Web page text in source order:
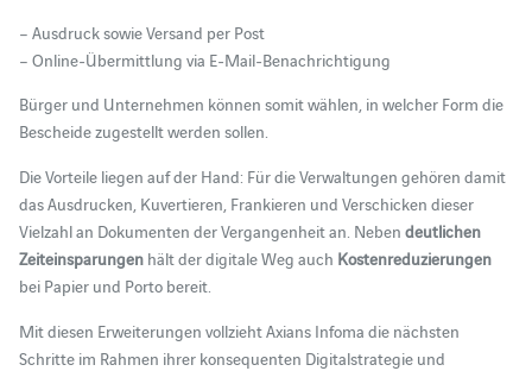
– Ausdruck sowie Versand per Post
– Online-Übermittlung via E-Mail-Benachrichtigung
Bürger und Unternehmen können somit wählen, in welcher Form die
Bescheide zugestellt werden sollen.
Die Vorteile liegen auf der Hand: Für die Verwaltungen gehören damit
das Ausdrucken, Kuvertieren, Frankieren und Verschicken dieser
Vielzahl an Dokumenten der Vergangenheit an. Neben deutlichen
Zeiteinsparungenhält der digitale Weg auch Kostenreduzierungen
bei Papier und Porto bereit.
Mit diesen Erweiterungen vollzieht Axians Infoma die nächsten
Schritte im Rahmen ihrer konsequenten Digitalstrategie und